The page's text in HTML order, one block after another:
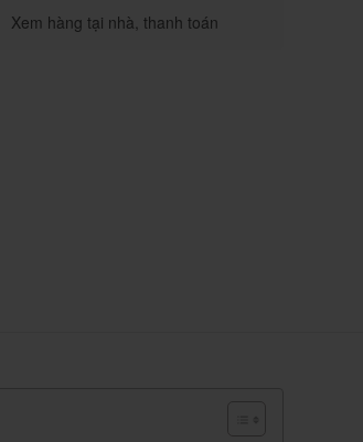
Xem hàng tại nhà, thanh toán